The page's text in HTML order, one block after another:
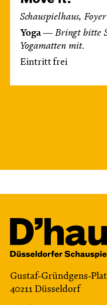
Schauspielhaus, Foyer
Yoga—Bringt bitte
Yogamatten mit.
Eintritt frei
Gustaf-Gründgens-
40211 Düsseldorf